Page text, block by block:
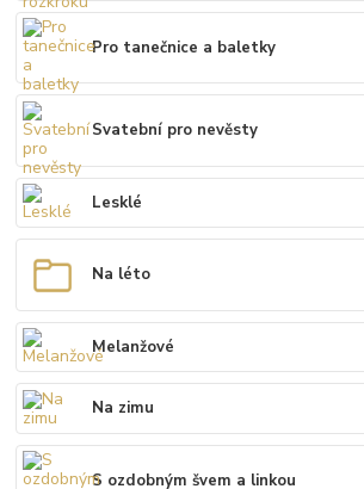
Pro tanečnice a baletky
Svatební pro nevěsty
Lesklé
Na léto
Melanžové
Na zimu
S ozdobným švem a linkou